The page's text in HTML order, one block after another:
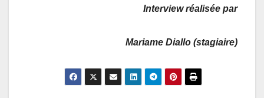
Interview réalisée par
Mariame Diallo (stagiaire)